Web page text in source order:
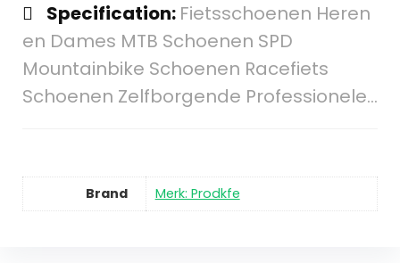
Specification: Fietsschoenen Heren
en Dames MTB Schoenen SPD
Mountainbike Schoenen Racefiets
Schoenen Zelfborgende Professionele…
Brand Merk: Prodkfe